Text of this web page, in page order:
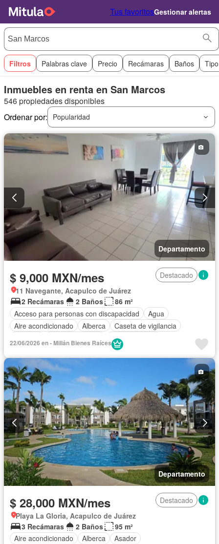
Tus favoritosGestionar alertas
Filtros Palabras clave Precio Recámaras Baños
Inmuebles en renta en San Marcos
546 propiedades disponibles
Ordenar por:
Popularidad
Departamento
$ 9,000 MXN/mes
Destacado
11 Navegante, Acapulco de Juárez
2 Recámaras
2 Baños
86 m²
Acceso para personas con discapacidad
Agua
Aire acondicionado
Alberca
Caseta de vigilancia
Cocina integral
Electricidad
Jardín
Recámara con closet
Zonas verdes
Permite mascotas
Permite niños
Completamente amueblado
22/06/2026 en - Millán Bienes Raíces
Departamento
$ 28,000 MXN/mes
Destacado
Playa La Gloria, Acapulco de Juárez
3 Recámaras
2 Baños
95 m²
Aire acondicionado
Alberca
Asador